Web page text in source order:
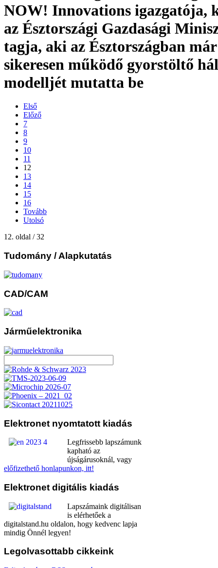
NOW! Innovations igazgatója,
az Észtországi Gazdasági
tagja, aki az Észtországban
sikeresen működő gyorstöltő
modelljét mutatta be
Első
Előző
7
8
9
10
11
12
13
14
15
16
Tovább
Utolsó
12. oldal / 32
Tudomány / Alapkutatás
CAD/CAM
Járműelektronika
Elektronet nyomtatott kiadás
Legfrissebb lapszámunk
kapható az
újságárusoknál, vagy
előfizethető honlapunkon, itt!
Elektronet digitális kiadás
Lapszámaink digitálisan
is elérhetőek a
digitalstand.hu oldalon, hogy kedvenc lapja
mindig Önnél legyen!
Legolvasottabb cikkeink